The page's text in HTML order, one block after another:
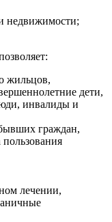
недвижимости;
жильцов,
дети,
инвалиды и
граждан,
лечении,